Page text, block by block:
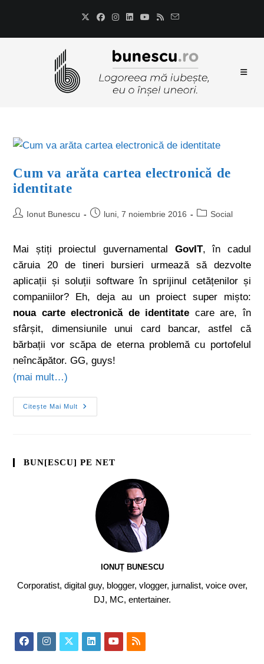
Cum va arăta cartea electronică de
identitate
Ionut Bunescu luni, 7 noiembrie 2016 Social
Mai știți proiectul guvernamental GovIT, în cadul
căruia 20 de tineri bursieri urmează să dezvolte
aplicații și soluții software în sprijinul cetățenilor și
companiilor? Eh, deja au un proiect super mișto:
noua carte electronică de identitate care are, în
sfârșit, dimensiunile unui card bancar, astfel că
bărbații vor scăpa de eterna problemă cu portofelul
neîncăpător. GG, guys!
(mai mult…)
Citește Mai Mult
BUN[ESCU] PE NET
IONUȚ BUNESCU
Corporatist, digital guy, blogger, vlogger, jurnalist, voice over,
DJ, MC, entertainer.